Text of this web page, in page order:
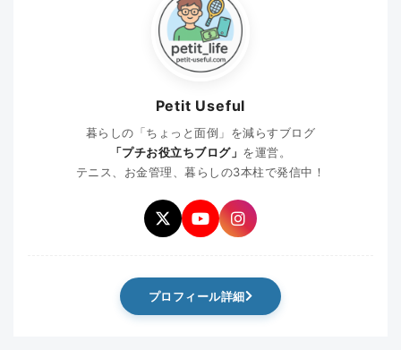
Petit Useful
暮らしの「ちょっと面倒」を減らすブログ
「プチお役立ちブログ」 を運営。
テニス、お金管理、暮らしの3本柱で発信中！
プロフィール詳細